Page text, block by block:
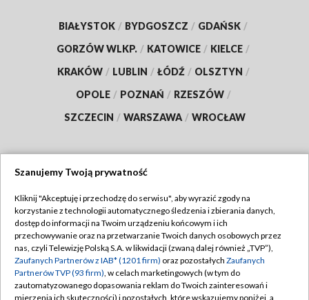
BIAŁYSTOK / BYDGOSZCZ / GDAŃSK /
GORZÓW WLKP. / KATOWICE / KIELCE /
KRAKÓW / LUBLIN / ŁÓDŹ / OLSZTYN /
OPOLE / POZNAŃ / RZESZÓW /
SZCZECIN / WARSZAWA / WROCŁAW
TVP
Abonament TVP
Emisja w TVP
Centrum informacji TVP
Regulamin TVP
Polityka prywatności
Moje zgody
Szanujemy Twoją prywatność
Kliknij "Akceptuję i przechodzę do serwisu", aby wyrazić zgody na
korzystanie z technologii automatycznego śledzenia i zbierania danych,
dostęp do informacji na Twoim urządzeniu końcowym i ich
przechowywanie oraz na przetwarzanie Twoich danych osobowych przez
nas, czyli Telewizję Polską S.A. w likwidacji (zwaną dalej również „TVP”),
Zaufanych Partnerów z IAB* (1201 firm) oraz pozostałych Zaufanych
Partnerów TVP (93 firm), w celach marketingowych (w tym do
zautomatyzowanego dopasowania reklam do Twoich zainteresowań i
mierzenia ich skuteczności) i pozostałych, które wskazujemy poniżej, a